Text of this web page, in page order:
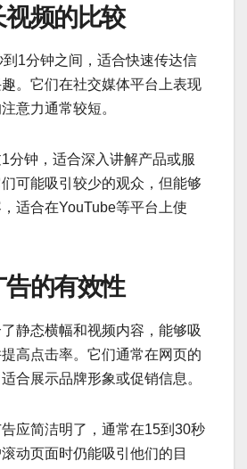
频的比较
1分钟之间，适合快速传达信
。它们在社交媒体平台上表现
意力通常较短。
分钟，适合深入讲解产品或服
可能吸引较少的观众，但能够
适合在YouTube等平台上使
的有效性
静态横幅和视频内容，能够吸
高点击率。它们通常在网页的
合展示品牌形象或促销信息。
应简洁明了，通常在15到30秒
动页面时仍能吸引他们的目